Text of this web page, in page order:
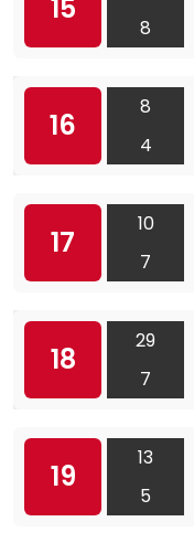
15
8
16
8
4
17
10
7
18
29
7
19
13
5